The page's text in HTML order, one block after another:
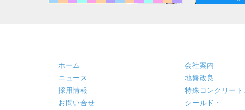
ホーム
ニュース
採用情報
お問い合せ
会社案内
地盤改良
特殊コンクリート
シールド・